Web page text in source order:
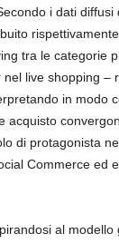
i dati
tra le categorie
live shopping –
in modo
di protagonista
Commerce ed
al modello